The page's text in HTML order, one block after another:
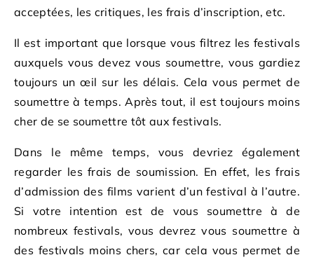
acceptées, les critiques, les frais d’inscription, etc.
Il est important que lorsque vous filtrez les festivals
auxquels vous devez vous soumettre, vous gardiez
toujours un œil sur les délais. Cela vous permet de
soumettre à temps. Après tout, il est toujours moins
cher de se soumettre tôt aux festivals.
Dans le même temps, vous devriez également
regarder les frais de soumission. En effet, les frais
d’admission des films varient d’un festival à l’autre.
Si votre intention est de vous soumettre à de
nombreux festivals, vous devrez vous soumettre à
des festivals moins chers, car cela vous permet de